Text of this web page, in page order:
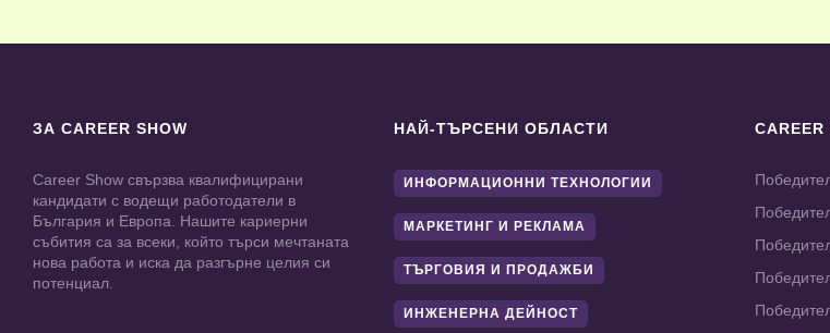
ЗА CAREER SHOW
Career Show свързва квалифицирани
кандидати с водещи работодатели в
България и Европа. Нашите кариерни
събития са за всеки, който търси мечтаната
нова работа и иска да разгърне целия си
потенциал.
НАЙ-ТЪРСЕНИ ОБЛАСТИ
ИНФОРМАЦИОННИ ТЕХНОЛОГИИ
МАРКЕТИНГ И РЕКЛАМА
ТЪРГОВИЯ И ПРОДАЖБИ
ИНЖЕНЕРНА ДЕЙНОСТ
CAREER